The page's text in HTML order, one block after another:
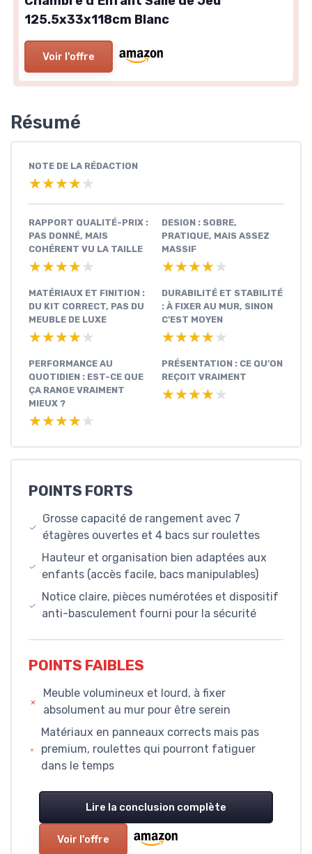
125.5x33x118cm Blanc
Voir l'offre
Résumé
NOTE DE LA RÉDACTION
★★★★★
★★★★★
RAPPORT QUALITÉ-PRIX :
PAS DONNÉ, MAIS
COHÉRENT VU LA TAILLE
★★★★★
★★★★★
DESIGN : SOBRE,
PRATIQUE, MAIS ASSEZ
MASSIF
★★★★★
★★★★★
MATÉRIAUX ET FINITION :
DU KIT CORRECT, PAS DU
MEUBLE DE LUXE
★★★★★
★★★★★
DURABILITÉ ET STABILITÉ
: À FIXER AU MUR, SINON
C’EST MOYEN
★★★★★
★★★★★
PERFORMANCE AU
QUOTIDIEN : EST-CE QUE
ÇA RANGE VRAIMENT
MIEUX ?
★★★★★
★★★★★
PRÉSENTATION : CE QU’ON
REÇOIT VRAIMENT
★★★★★
★★★★★
POINTS FORTS
Grosse capacité de rangement avec 7
étagères ouvertes et 4 bacs sur roulettes
Hauteur et organisation bien adaptées aux
enfants (accès facile, bacs manipulables)
Notice claire, pièces numérotées et dispositif
anti-basculement fourni pour la sécurité
POINTS FAIBLES
Meuble volumineux et lourd, à fixer
absolument au mur pour être serein
Matériaux en panneaux corrects mais pas
premium, roulettes qui pourront fatiguer
dans le temps
Lire la conclusion complète
Voir l'offre